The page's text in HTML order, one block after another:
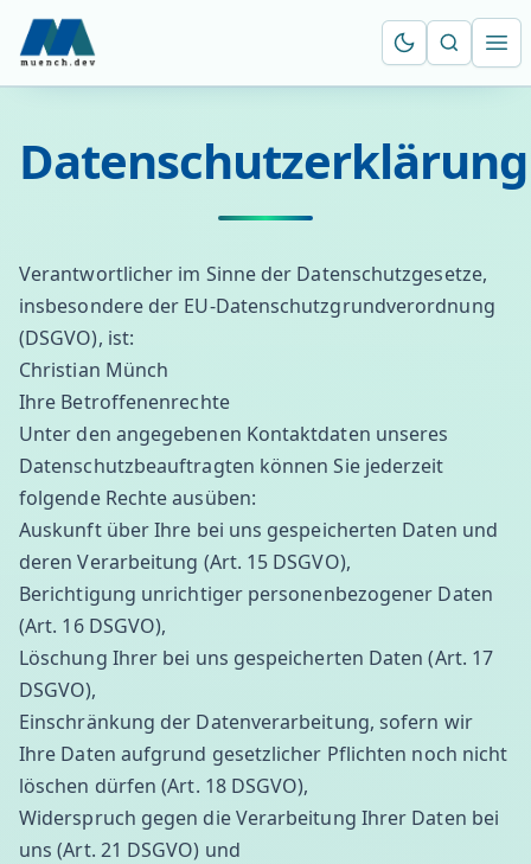
Suche
Datenschutzerklärung
Verantwortlicher im Sinne der Datenschutzgesetze,
insbesondere der EU-Datenschutzgrundverordnung
(DSGVO), ist:
Christian Münch
Ihre Betroffenenrechte
Unter den angegebenen Kontaktdaten unseres
Datenschutzbeauftragten können Sie jederzeit
folgende Rechte ausüben:
Auskunft über Ihre bei uns gespeicherten Daten und
deren Verarbeitung (Art. 15 DSGVO),
Berichtigung unrichtiger personenbezogener Daten
(Art. 16 DSGVO),
Löschung Ihrer bei uns gespeicherten Daten (Art. 17
DSGVO),
Einschränkung der Datenverarbeitung, sofern wir
Ihre Daten aufgrund gesetzlicher Pflichten noch nicht
löschen dürfen (Art. 18 DSGVO),
Widerspruch gegen die Verarbeitung Ihrer Daten bei
uns (Art. 21 DSGVO) und